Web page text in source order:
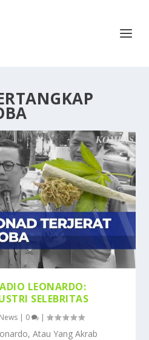
LEONARDO:
SELEBRITAS
News | 0 |
Atau Yang Akrab